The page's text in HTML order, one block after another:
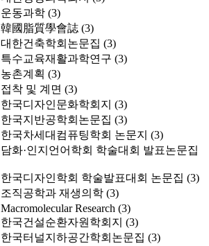
운동과학 (3)
韓國脂質學會誌 (3)
대한건축학회논문집 (3)
특수교육재활과학연구 (3)
농촌계획 (3)
접착 및 계면 (3)
한국디자인문화학회지 (3)
한국지반공학회논문집 (3)
한국차세대컴퓨팅학회 논문지 (3)
담화·인지언어학회 학술대회 발표논문집
한국디자인학회 학술발표대회 논문집 (3)
조직공학과 재생의학 (3)
Macromolecular Research (3)
한국건설순환자원학회지 (3)
한국터널지하공간학회논문집 (3)